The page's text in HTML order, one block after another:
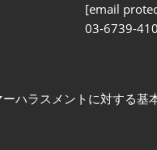
[email
03-6739-
ーハラスメントに対する基